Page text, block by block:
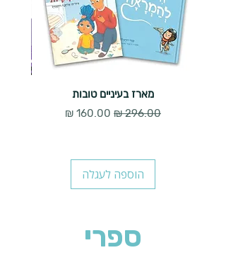
מארז בעיניים טובות
מחיר רגיל
מחיר מבצע
הוספה לעגלה
ספרי